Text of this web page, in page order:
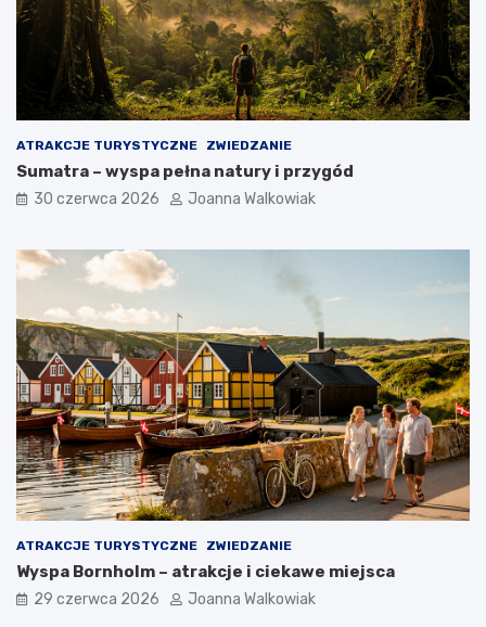
ATRAKCJE TURYSTYCZNE ZWIEDZANIE
Sumatra – wyspa pełna natury i przygód
30 czerwca 2026 Joanna Walkowiak
ATRAKCJE TURYSTYCZNE ZWIEDZANIE
Wyspa Bornholm – atrakcje i ciekawe miejsca
29 czerwca 2026 Joanna Walkowiak